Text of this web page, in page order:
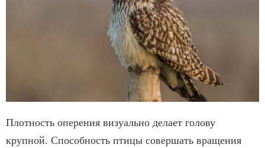
Плотность оперения визуально делает голову
крупной. Способность птицы совершать вращения